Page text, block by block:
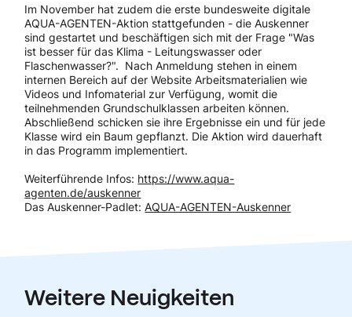
Im November hat zudem die erste bundesweite digitale
AQUA-AGENTEN-Aktion stattgefunden - die Auskenner
sind gestartet und beschäftigen sich mit der Frage "Was
ist besser für das Klima - Leitungswasser oder
Flaschenwasser?". Nach Anmeldung stehen in einem
internen Bereich auf der Website Arbeitsmaterialien wie
Videos und Infomaterial zur Verfügung, womit die
teilnehmenden Grundschulklassen arbeiten können.
Abschließend schicken sie ihre Ergebnisse ein und für jede
Klasse wird ein Baum gepflanzt. Die Aktion wird dauerhaft
in das Programm implementiert.
Weiterführende Infos: https://www.aqua-
agenten.de/auskenner
Das Auskenner-Padlet:AQUA-AGENTEN-Auskenner
Weitere Neuigkeiten